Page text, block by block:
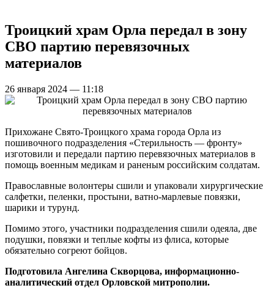
Троицкий храм Орла передал в зону
СВО партию перевязочных
материалов
26 января 2024 — 11:18
Прихожане Свято-Троицкого храма города Орла из
пошивочного подразделения «Стерильность — фронту»
изготовили и передали партию перевязочных материалов в
помощь военным медикам и раненым российским солдатам.
Православные волонтеры сшили и упаковали хирургические
салфетки, пеленки, простыни, ватно-марлевые повязки,
шарики и турунд.
Помимо этого, участники подразделения сшили одеяла, две
подушки, повязки и теплые кофты из флиса, которые
обязательно согреют бойцов.
Подготовила Ангелина Скворцова, информационно-
аналитический отдел Орловской митрополии.